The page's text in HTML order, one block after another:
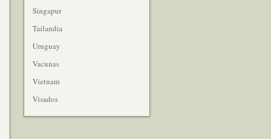
Singapur
Tailandia
Uruguay
Vacunas
Vietnam
Visados